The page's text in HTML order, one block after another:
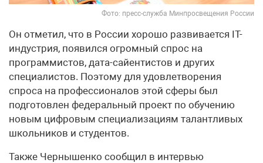
Фото: пресс-служба Минпросвещения России
Он отметил, что в России хорошо развивается IT-
индустрия, появился огромный спрос на
программистов, дата-сайентистов и других
специалистов. Поэтому для удовлетворения
спроса на профессионалов этой сферы был
подготовлен федеральный проект по обучению
новым цифровым специализациям талантливых
школьников и студентов.
Также Чернышенко сообщил в интервью